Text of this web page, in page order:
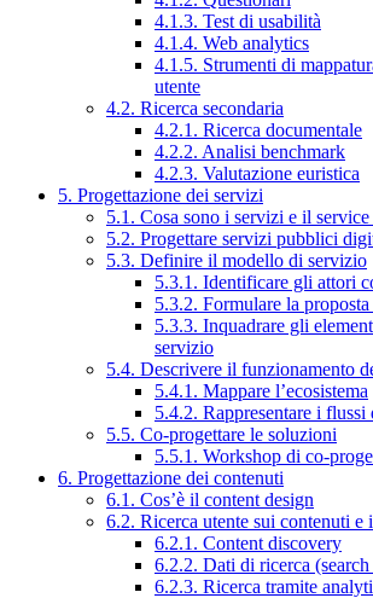
4.1.3. Test di usabilità
4.1.4. Web analytics
4.1.5. Strumenti di
utente
4.2. Ricerca secondaria
4.2.1. Ricerca documentale
4.2.2. Analisi benchmark
4.2.3. Valutazione euristica
5. Progettazione dei servizi
5.1. Cosa sono i servizi e il service
5.2. Progettare servizi pubblici
5.3. Definire il modello di servizio
5.3.1. Identificare gli attori
5.3.2. Formulare la
5.3.3. Inquadrare gli
servizio
5.4. Descrivere il funzionamento
5.4.1. Mappare l’ecosistema
5.4.2. Rappresentare i
5.5. Co-progettare le soluzioni
5.5.1. Workshop di co-
6. Progettazione dei contenuti
6.1. Cos’è il content design
6.2. Ricerca utente sui contenuti e
6.2.1. Content discovery
6.2.2. Dati di ricerca
6.2.3. Ricerca tramite